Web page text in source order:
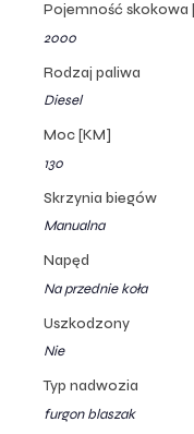
Pojemność skokowa
2000
Rodzaj paliwa
Diesel
Moc [KM]
130
Skrzynia biegów
Manualna
Napęd
Na przednie koła
Uszkodzony
Nie
Typ nadwozia
furgon blaszak